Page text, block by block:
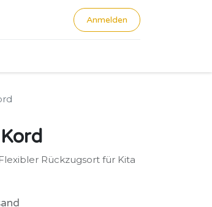
Anmelden
Rückzugsort für Kita